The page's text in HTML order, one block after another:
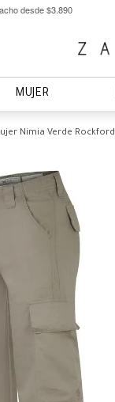
desde $3.890
MUJER
Nimia Verde Rockford